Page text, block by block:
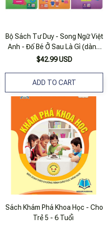
Bộ Sách Tư Duy - Song Ngữ Việt
Anh - Đố Bé Ở Sau Là Gì (dành
Cho Trẻ Từ 0-5 Tuổi) (bộ 6
$42.99 USD
ADD TO CART
Sách Khám Phá Khoa Học - Cho
Trẻ 5 - 6 Tuổi